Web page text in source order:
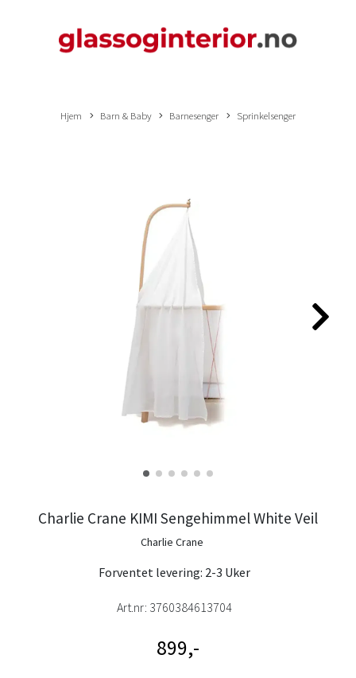
Hjem Barn & Baby Barnesenger Sprinkelsenger
Charlie Crane KIMI Sengehimmel White Veil
Charlie Crane
Forventet levering: 2-3 Uker
Art.nr: 3760384613704
899,-